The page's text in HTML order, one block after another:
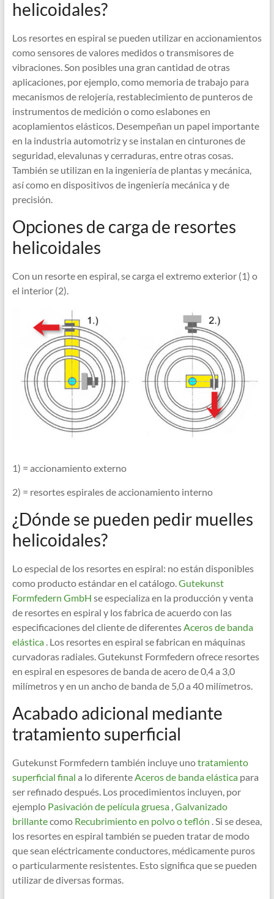
helicoidales?
Los resortes en espiral se pueden utilizar en accionamientos
como sensores de valores medidos o transmisores de
vibraciones. Son posibles una gran cantidad de otras
aplicaciones, por ejemplo, como memoria de trabajo para
mecanismos de relojería, restablecimiento de punteros de
instrumentos de medición o como eslabones en
acoplamientos elásticos. Desempeñan un papel importante
en la industria automotriz y se instalan en cinturones de
seguridad, elevalunas y cerraduras, entre otras cosas.
También se utilizan en la ingeniería de plantas y mecánica,
así como en dispositivos de ingeniería mecánica y de
precisión.
Opciones de carga de resortes
helicoidales
Con un resorte en espiral, se carga el extremo exterior (1) o
el interior (2).
1) = accionamiento externo
2) = resortes espirales de accionamiento interno
¿Dónde se pueden pedir muelles
helicoidales?
Lo especial de los resortes en espiral: no están disponibles
como producto estándar en el catálogo.Gutekunst
Formfedern GmbH se especializa en la producción y venta
de resortes en espiral y los fabrica de acuerdo con las
especificaciones del cliente de diferentesAceros de banda
elástica. Los resortes en espiral se fabrican en máquinas
curvadoras radiales. Gutekunst Formfedern ofrece resortes
en espiral en espesores de banda de acero de 0,4 a 3,0
milímetros y en un ancho de banda de 5,0 a 40 milímetros.
Acabado adicional mediante
tratamiento superficial
Gutekunst Formfedern también incluye unotratamiento
superficial final a lo diferenteAceros de banda elásticapara
ser refinado después. Los procedimientos incluyen, por
ejemploPasivación de película gruesa,Galvanizado
brillantecomoRecubrimiento en polvo o teflón . Si se desea,
los resortes en espiral también se pueden tratar de modo
que sean eléctricamente conductores, médicamente puros
o particularmente resistentes. Esto significa que se pueden
utilizar de diversas formas.